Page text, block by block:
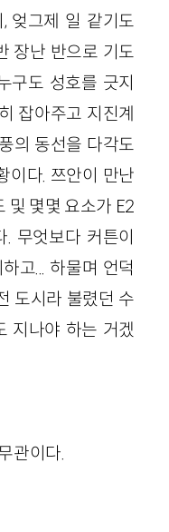
엊그제 일 같기도
장난 반으로 기도
구도 성호를 긋지
잡아주고 지진계
의 동선을 다각도
이다. 쯔안이 만난
및 몇몇 요소가 E2
무엇보다 커튼이
고... 하물며 언덕
도시라 불렸던 수
지나야 하는 거겠
관이다.